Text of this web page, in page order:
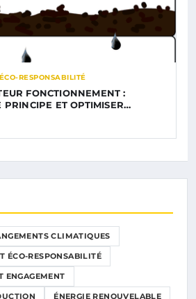
RESPONSABILITÉ
FONCTIONNEMENT :
PRINCIPE ET OPTIMISER…
CLIMATIQUES
ÉCO-RESPONSABILITÉ
ENGAGEMENT
ÉNERGIE RENOUVELABLE